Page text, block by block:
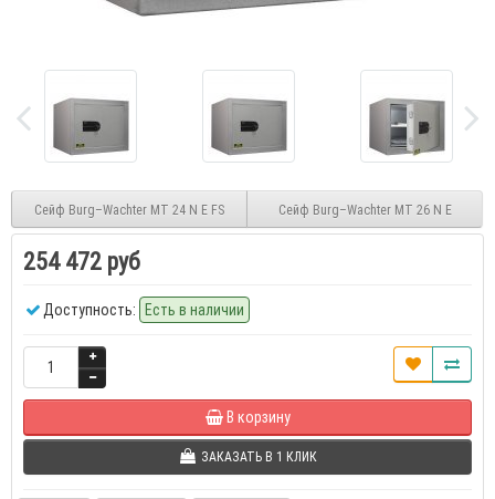
Сейф Burg–Wachter MT 24 N E FS Сейф Burg–Wachter MT 26 N E
254 472 руб
Доступность: Есть в наличии
В корзину
ЗАКАЗАТЬ В 1 КЛИК